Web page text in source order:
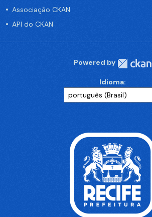
Associação CKAN
API do CKAN
Powered by
Idioma